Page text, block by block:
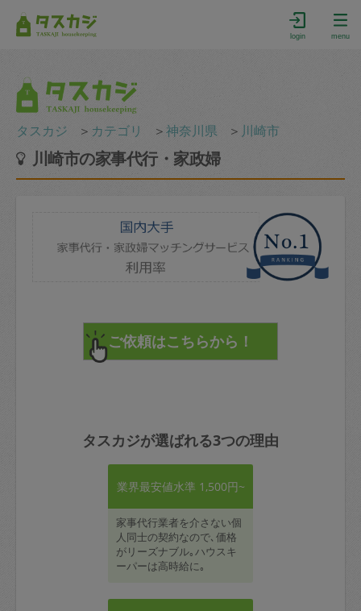
login menu
タスカジ ＞ カテゴリ ＞神奈川県 ＞ 川崎市
川崎市の家事代行・家政婦
タスカジが選ばれる3つの理由
業界最安値水準 1,500円~
家事代行業者を介さない個
人同士の契約なので､価格
がリーズナブル｡ハウスキ
ーパーは高時給に｡